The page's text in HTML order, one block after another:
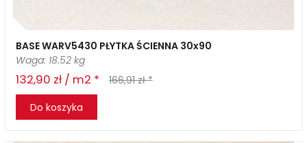
BASE WARV5430 PŁYTKA ŚCIENNA 30x90
Waga: 18.52 kg
132,90 zł / m2 *
166,91 zł *
Do koszyka